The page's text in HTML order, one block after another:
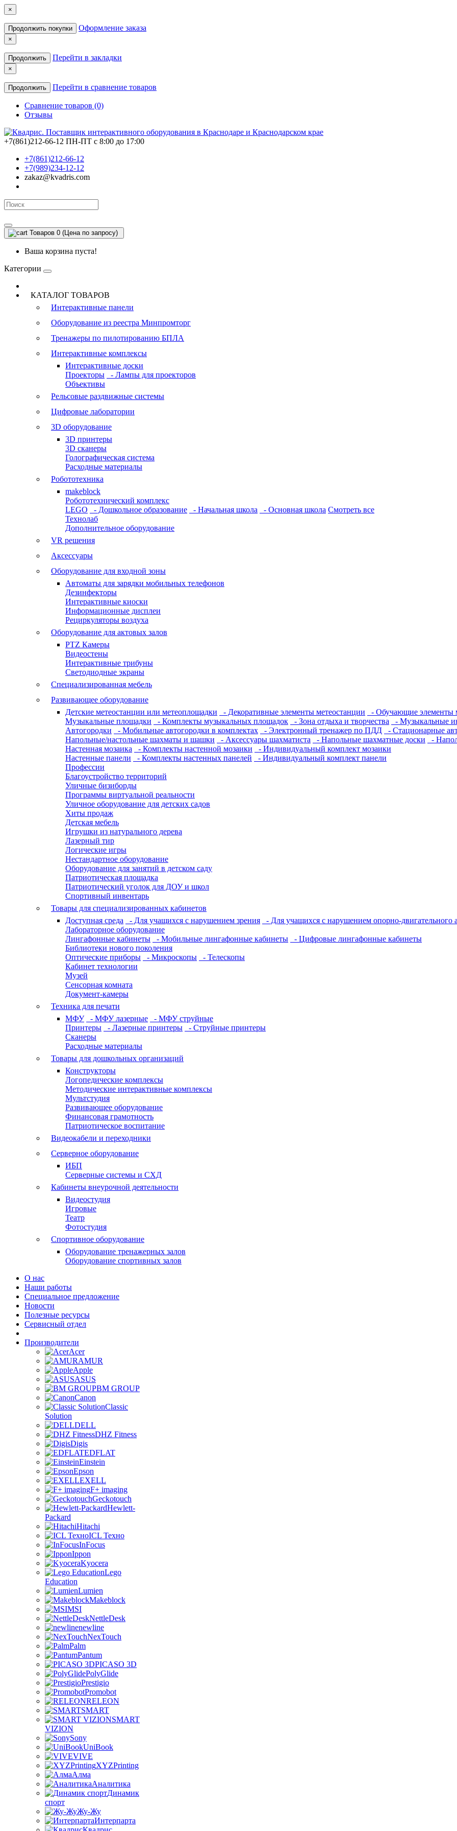
×
Продолжить покупки Оформление заказа
×
Продолжить Перейти в закладки
×
Продолжить Перейти в сравнение товаров
Сравнение товаров (0)
Отзывы
+7(861)212-66-12 ПН-ПТ с 8:00 до 17:00
+7(861)212-66-12
+7(989)234-12-12
zakaz@kvadris.com
Товаров 0 (Цена по запросу)
Ваша корзина пуста!
Категории
КАТАЛОГ ТОВАРОВ
Интерактивные панели
Оборудование из реестра Минпромторг
Тренажеры по пилотированию БПЛА
Интерактивные комплексы
Интерактивные доски
Проекторы
- Лампы для проекторов
Объективы
Рельсовые раздвижные системы
Цифровые лаборатории
3D оборудование
3D принтеры
3D сканеры
Голографическая система
Расходные материалы
Робототехника
makeblock
Робототехнический комплекс
LEGO
- Дошкольное образование - Начальная школа - Основная школа Смотреть все
Технолаб
Дополнительное оборудование
VR решения
Аксессуары
Оборудование для входной зоны
Автоматы для зарядки мобильных телефонов
Дезинфекторы
Интерактивные киоски
Информационные дисплеи
Рециркуляторы воздуха
Оборудование для актовых залов
PTZ Камеры
Видеостены
Интерактивные трибуны
Светодиодные экраны
Специализированная мебель
Развивающее оборудование
Детские метеостанции или метеоплощадки
- Декоративные элементы метеостанции - Обучающие элементы
Музыкальные площадки
- Комплекты музыкальных площадок - Зона отдыха и творчества - Музыкальные
Автогородки
- Мобильные автогородки в комплектах - Электронный тренажер по ПДД - Стационарные
Напольные/настольные шахматы и шашки
- Аксессуары шахматиста - Напольные шахматные доски -
Настенная мозаика
- Комплекты настенной мозаики
- Индивидуальный комплект мозаики
Настенные панели
- Комплекты настенных панелей
- Индивидуальный комплект панели
Профессии
Благоустройство территорий
Уличные бизиборды
Программы виртуальной реальности
Уличное оборудование для детских садов
Хиты продаж
Детская мебель
Игрушки из натурального дерева
Лазерный тир
Логические игры
Нестандартное оборудование
Оборудование для занятий в детском саду
Патриотическая площадка
Патриотический уголок для ДОУ и школ
Спортивный инвентарь
Товары для специализированных кабинетов
Доступная среда
- Для учащихся с нарушением зрения - Для учащихся с нарушением опорно-двигательного
Лабораторное оборудование
Лингафонные кабинеты
- Мобильные лингафонные кабинеты
- Цифровые лингафонные кабинеты
Библиотеки нового поколения
Оптические приборы
- Микроскопы
- Телескопы
Кабинет технологии
Музей
Сенсорная комната
Документ-камеры
Техника для печати
МФУ
- МФУ лазерные
- МФУ струйные
Принтеры
- Лазерные принтеры
- Струйные принтеры
Сканеры
Расходные материалы
Товары для дошкольных организаций
Конструкторы
Логопедические комплексы
Методические интерактивные комплексы
Мультстудия
Развивающее оборудование
Финансовая грамотность
Патриотическое воспитание
Видеокабели и переходники
Серверное оборудование
ИБП
Серверные системы и СХД
Кабинеты внеурочной деятельности
Видеостудия
Игровые
Театр
Фотостудия
Спортивное оборудование
Оборудование тренажерных залов
Оборудование спортивных залов
О нас
Наши работы
Специальное предложение
Новости
Полезные ресурсы
Сервисный отдел
Производители
Acer
AMUR
Apple
ASUS
BM GROUP
Canon
Classic
Solution
DELL
DHZ Fitness
Digis
EDFLAT
Einstein
Epson
EXELL
F+ imaging
Geckotouch
Hewlett-
Packard
Hitachi
ICL Техно
InFocus
Ippon
Kyocera
Lego
Education
Lumien
Makeblock
MSI
NettleDesk
newline
NexTouch
Palm
Pantum
PICASO 3D
PolyGlide
Prestigio
Promobot
RELEON
SMART
SMART
VIZION
Sony
UniBook
VIVE
XYZPrinting
Алма
Аналитика
Динамик
спорт
Жу-Жу
Интерпарта